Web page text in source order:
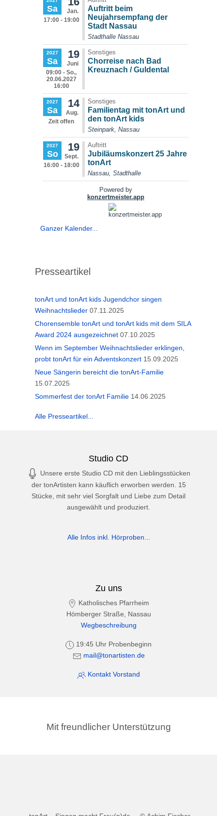
Ganzer Kalender...
Presseartikel
tonArt und tonArt kids Jugendchor singen
Weihnachtslieder 07.11.2025
Chorensemble tonArt und tonArt kids mit dem SILA
Award 2024 ausgezeichnet 07.10.2025
Wenn im September Weihnachtslieder erklingen,
probt tonArt für ein Adventskonzert 15.09.2025
Neue Sängerin bereicht die tonArt-Familie
15.07.2025
Sommerfest der tonArt Familie 14.06.2025
Alle Presseartikel...
Studio CD
Unsere erste Studio CD mit den Lieblingsstücken
der tonArtisten kann käuflich erworben werden. 15
Stücke, mit sehr viel Sorgfalt und Liebe zum Detail
ausgewählt und produziert.
Alle Infos inkl. Hörproben...
Zu uns
Katholisches Pfarrheim
Hömberger Straße, Nassau
Wegbeschreibung
19:45 Uhr Probenbeginn
mail@tonartisten.de
Kontakt Vorstand
Mit freundlicher Unterstützung